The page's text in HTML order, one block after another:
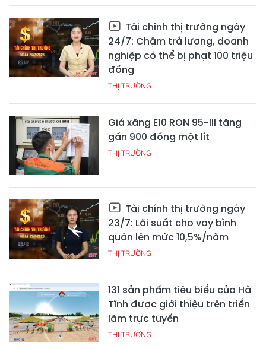
Tài chính thị trường ngày
24/7: Chậm trả lương, doanh
nghiệp có thể bị phạt 100 triệu
đồng
THỊ TRƯỜNG
Giá xăng E10 RON 95-III tăng
gần 900 đồng một lít
THỊ TRƯỜNG
Tài chính thị trường ngày
23/7: Lãi suất cho vay bình
quân lên mức 10,5%/năm
THỊ TRƯỜNG
131 sản phẩm tiêu biểu của Hà
Tĩnh được giới thiệu trên triển
lãm trực tuyến
THỊ TRƯỜNG